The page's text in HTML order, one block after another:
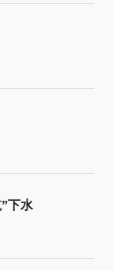
下水